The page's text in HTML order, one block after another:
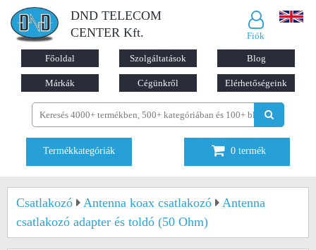
DND TELECOM
CENTER Kft.
Fiók
Főoldal Szolgáltatások Blog
Márkák Cégünkről Elérhetőségeink
Termékkategóriák 0 termék
Csatlakozó Antenna koax csatlakozó
Antenna
csatlakozó adapter és toldó (50 Ohm)